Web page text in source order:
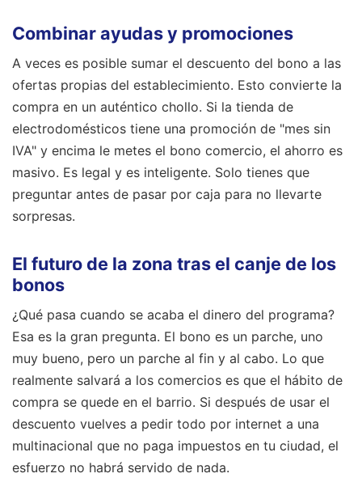
Combinar ayudas y promociones
A veces es posible sumar el descuento del bono a las
ofertas propias del establecimiento. Esto convierte la
compra en un auténtico chollo. Si la tienda de
electrodomésticos tiene una promoción de "mes sin
IVA" y encima le metes el bono comercio, el ahorro es
masivo. Es legal y es inteligente. Solo tienes que
preguntar antes de pasar por caja para no llevarte
sorpresas.
El futuro de la zona tras el canje de los
bonos
¿Qué pasa cuando se acaba el dinero del programa?
Esa es la gran pregunta. El bono es un parche, uno
muy bueno, pero un parche al fin y al cabo. Lo que
realmente salvará a los comercios es que el hábito de
compra se quede en el barrio. Si después de usar el
descuento vuelves a pedir todo por internet a una
multinacional que no paga impuestos en tu ciudad, el
esfuerzo no habrá servido de nada.